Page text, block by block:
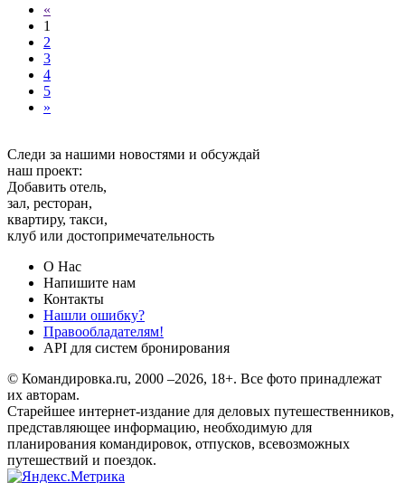
«
1
2
3
4
5
»
Следи за нашими новостями и обсуждай
наш проект:
Добавить отель,
зал, ресторан,
квартиру, такси,
клуб или достопримечательность
О Нас
Напишите нам
Контакты
Нашли ошибку?
Правообладателям!
API для систем бронирования
© Командировка.ru, 2000 –2026, 18+. Все фото принадлежат
их авторам.
Старейшее интернет-издание для деловых путешественников,
представляющее информацию, необходимую для
планирования командировок, отпусков, всевозможных
путешествий и поездок.